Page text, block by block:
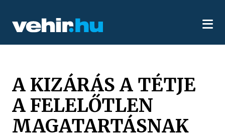
A KIZÁRÁS A TÉTJE
A FELELŐTLEN
MAGATARTÁSNAK